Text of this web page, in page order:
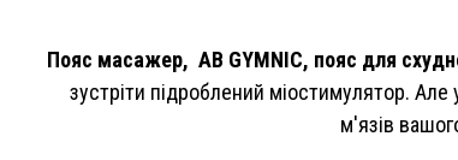
Пояс масажер, AB GYMNIC, пояс для
зустріти підроблений міостимулятор.
м'язів